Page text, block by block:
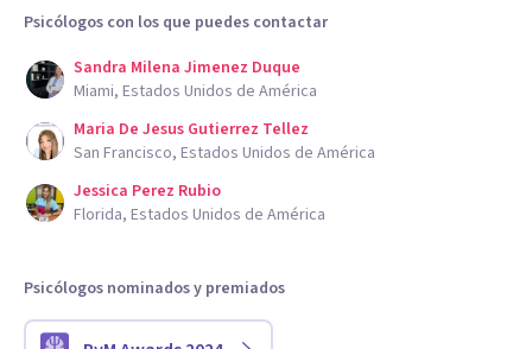
Psicólogos con los que puedes contactar
Sandra Milena Jimenez Duque
Miami, Estados Unidos de América
Maria De Jesus Gutierrez Tellez
San Francisco, Estados Unidos de América
Jessica Perez Rubio
Florida, Estados Unidos de América
Psicólogos nominados y premiados